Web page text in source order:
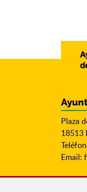
Plaza
18513
Email: